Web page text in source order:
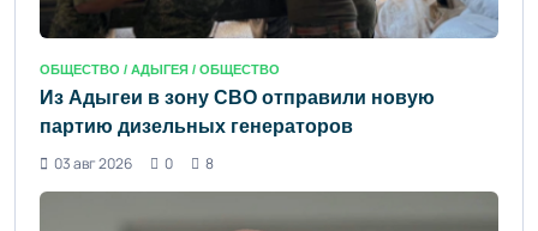
ОБЩЕСТВО / АДЫГЕЯ / ОБЩЕСТВО
Из Адыгеи в зону СВО отправили новую
партию дизельных генераторов
03 авг 2026
0 8